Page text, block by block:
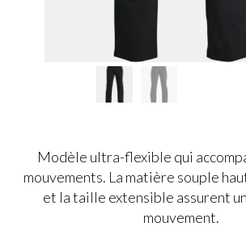
Modèle ultra-flexible qui
mouvements. La matière souple
et la taille extensible assurent
mouvement.